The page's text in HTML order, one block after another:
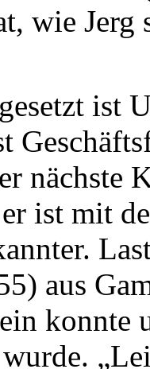
wie Jerg
ist
nächste
ist mit
aus
konnte